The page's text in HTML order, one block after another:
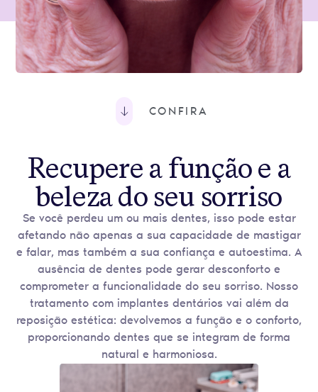
CONFIRA
Recupere a função e a
beleza do seu sorriso
Se você perdeu um ou mais dentes, isso pode estar
afetando não apenas a sua capacidade de mastigar
e falar, mas também a sua confiança e autoestima. A
ausência de dentes pode gerar desconforto e
comprometer a funcionalidade do seu sorriso. Nosso
tratamento com implantes dentários vai além da
reposição estética: devolvemos a função e o conforto,
proporcionando dentes que se integram de forma
natural e harmoniosa.